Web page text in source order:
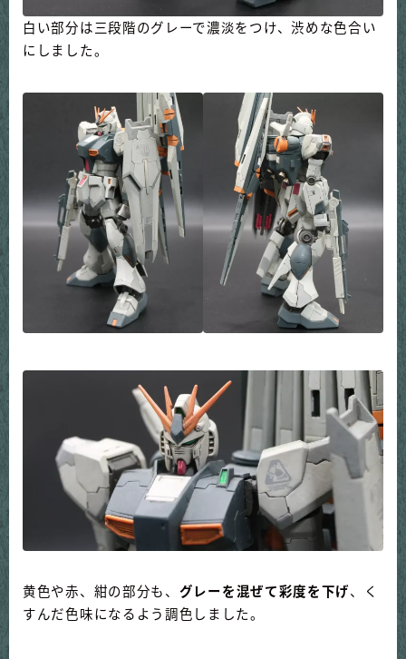
白い部分は三段階のグレーで濃淡をつけ、渋めな色合い
にしました。
黄色や赤、紺の部分も、 グレーを混ぜて彩度を下げ、く
すんだ色味になるよう調色しました。